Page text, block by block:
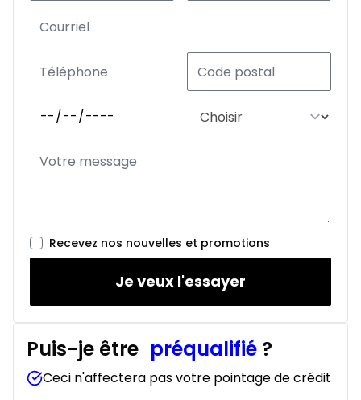
Recevez nos nouvelles et promotions
Je veux l'essayer
Puis-je être préqualifié ?
Ceci n'affectera pas votre pointage de crédit